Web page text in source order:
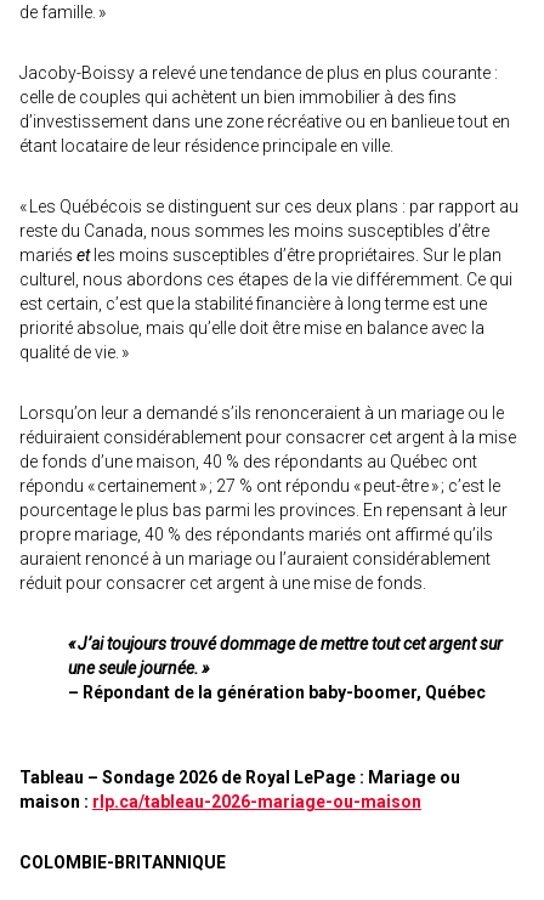
de famille. »
Jacoby-Boissy a relevé une tendance de plus en plus courante :
celle de couples qui achètent un bien immobilier à des fins
d’investissement dans une zone récréative ou en banlieue tout en
étant locataire de leur résidence principale en ville.
« Les Québécois se distinguent sur ces deux plans : par rapport au
reste du Canada, nous sommes les moins susceptibles d’être
mariés etles moins susceptibles d’être propriétaires. Sur le plan
culturel, nous abordons ces étapes de la vie différemment. Ce qui
est certain, c’est que la stabilité financière à long terme est une
priorité absolue, mais qu’elle doit être mise en balance avec la
qualité de vie. »
Lorsqu’on leur a demandé s’ils renonceraient à un mariage ou le
réduiraient considérablement pour consacrer cet argent à la mise
de fonds d’une maison, 40 % des répondants au Québec ont
répondu « certainement » ; 27 % ont répondu « peut-être » ; c’est le
pourcentage le plus bas parmi les provinces. En repensant à leur
propre mariage, 40 % des répondants mariés ont affirmé qu’ils
auraient renoncé à un mariage ou l’auraient considérablement
réduit pour consacrer cet argent à une mise de fonds.
« J’ai toujours trouvé dommage de mettre tout cet argent sur
une seule journée. »
– Répondant de la génération baby-boomer, Québec
Tableau – Sondage 2026 de Royal LePage : Mariage ou
maison : rlp.ca/tableau-2026-mariage-ou-maison
COLOMBIE-BRITANNIQUE